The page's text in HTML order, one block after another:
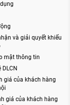
và giải quyết khiếu
mật thông tin
DLCN
giá của khách hàng
giá của khách hàng